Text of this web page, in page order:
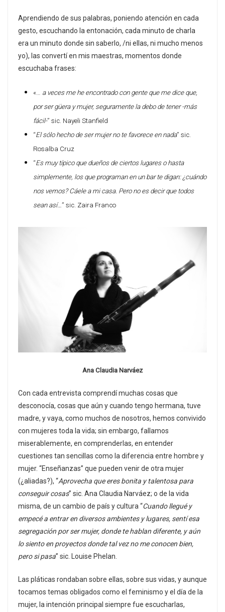
Aprendiendo de sus palabras, poniendo atención en cada
gesto, escuchando la entonación, cada minuto de charla
era un minuto donde sin saberlo, /ni ellas, ni mucho menos
yo), las convertí en mis maestras, momentos donde
escuchaba frases:
«…
a veces me he encontrado con gente que me dice que,
por ser güera y mujer, seguramente la debo de tener -más
fácil-” sic. Nayeli Stanfield
“El sólo hecho de ser mujer no te favorece en nada” sic.
Rosalba Cruz
“Es muy típico que dueños de ciertos lugares o hasta
simplemente, los que programan en un bar te digan: ¿cuándo
nos vemos? Cáele a mi casa. Pero no es decir que todos
sean así… ” sic. Zaira Franco
Ana Claudia Narváez
Con cada entrevista comprendí muchas cosas que
desconocía, cosas que aún y cuando tengo hermana, tuve
madre, y vaya, como muchos de nosotros, hemos convivido
con mujeres toda la vida; sin embargo, fallamos
miserablemente, en comprenderlas, en entender
cuestiones tan sencillas como la diferencia entre hombre y
mujer. “Enseñanzas” que pueden venir de otra mujer
(¿aliadas?), “Aprovecha que eres bonita y talentosa para
conseguir cosas” sic. Ana Claudia Narváez; o de la vida
misma, de un cambio de país y cultura “Cuando llegué y
empecé a entrar en diversos ambientes y lugares, sentí esa
segregación por ser mujer, donde te hablan diferente, y aún
lo siento en proyectos donde tal vez no me conocen bien,
pero si pasa” sic. Louise Phelan.
Las pláticas rondaban sobre ellas, sobre sus vidas, y aunque
tocamos temas obligados como el feminismo y el día de la
mujer, la intención principal siempre fue escucharlas,